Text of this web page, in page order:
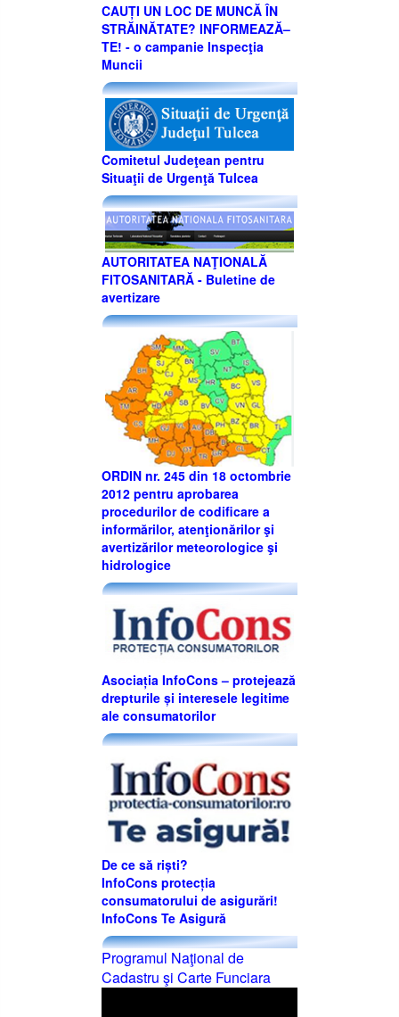
CAUȚI UN LOC DE MUNCĂ ÎN
STRĂINĂTATE? INFORMEAZĂ–
TE! - o campanie Inspecţia
Muncii
Comitetul Judeţean pentru
Situaţii de Urgenţă Tulcea
AUTORITATEA NAŢIONALĂ
FITOSANITARĂ - Buletine de
avertizare
ORDIN nr. 245 din 18 octombrie
2012 pentru aprobarea
procedurilor de codificare a
informărilor, atenţionărilor şi
avertizărilor meteorologice şi
hidrologice
Asociația InfoCons – protejează
drepturile și interesele legitime
ale consumatorilor
De ce să riști?
InfoCons protecția
consumatorului de asigurări!
InfoCons Te Asigură
Programul Naţional de
Cadastru şi Carte Funciara